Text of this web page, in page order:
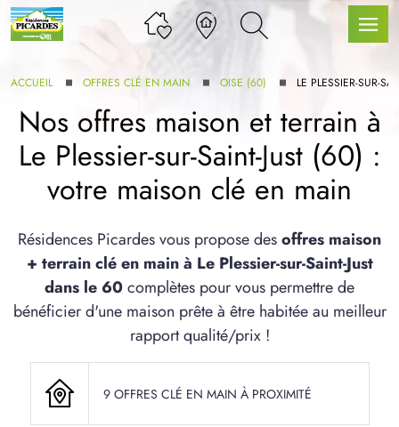
GAMME
SERVICE BDL EXTENSION
ACCUEIL OFFRES CLÉ EN MAIN OISE (60) LE PLESSIER-SUR-
Nos offres maison et terrain à
Le Plessier-sur-Saint-Just (60) :
votre maison clé en main
Résidences Picardes vous propose desoffres maison
+ terrain clé en main à Le Plessier-sur-Saint-Just
dans le 60complètes pour vous permettre de
bénéficier d'une maison prête à être habitée au meilleur
rapport qualité/prix !
9 OFFRES CLÉ EN MAIN À PROXIMITÉ